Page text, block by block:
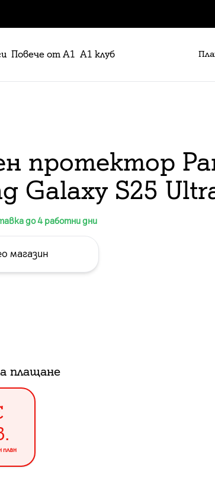
Повече от А1 А1 клуб
протектор
Galaxy S25
до 4 работни дни
магазин
плащане
план